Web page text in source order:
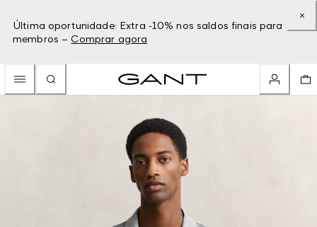
Última oportunidade: Extra -10% nos saldos finais para
membros – Comprar agora